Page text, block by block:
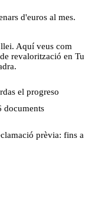
d'euros al mes.
Aquí veus com
revalorització en Tu
el progreso
documents
prèvia: fins a